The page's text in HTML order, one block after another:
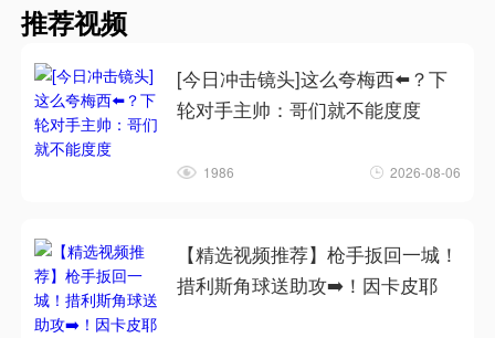
推荐视频
[今日冲击镜头]这么夸梅西⬅️？下
轮对手主帅：哥们就不能度度
1986 2026-08-06
【精选视频推荐】枪手扳回一城！
措利斯角球送助攻➡️！因卡皮耶